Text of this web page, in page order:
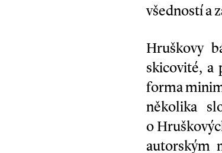
všedností a
Hruškovy
skicovité, a
forma
několika
o
autorským